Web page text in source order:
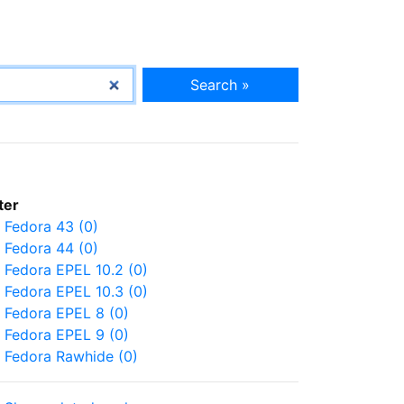
Search »
Fedora 43 (0)
Fedora 44 (0)
Fedora EPEL 10.2 (0)
Fedora EPEL 10.3 (0)
Fedora EPEL 8 (0)
Fedora EPEL 9 (0)
Fedora Rawhide (0)